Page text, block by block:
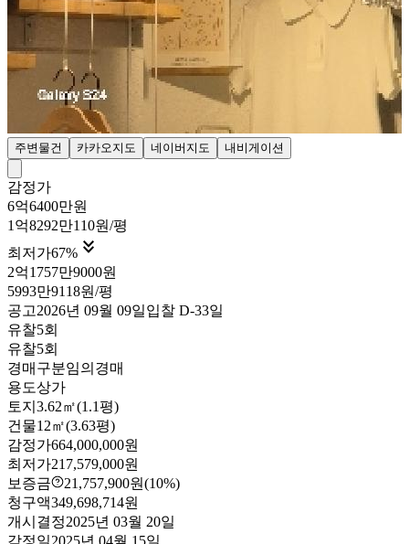
주변물건 카카오지도 네이버지도 내비게이션
감정가
6억6400만원
1억8292만110원/평
최저가67% 
2억1757만9000원
5993만9118원/평
공고2026년 09월 09일입찰 D-33일
유찰5회
유찰5회
경매구분임의경매
용도상가
토지 3.62㎡(1.1평)
건물12㎡(3.63평)
감정가664,000,000원
최저가217,579,000원
보증금
21,757,900원(10%)
청구액349,698,714원
개시결정2025년 03월 20일
감정일2025년 04월 15일